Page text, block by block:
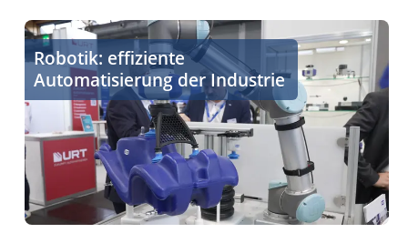
Prozessoptimierung in der Industrie mit Robotik
Robotik: effiziente
Automatisierung der Industrie